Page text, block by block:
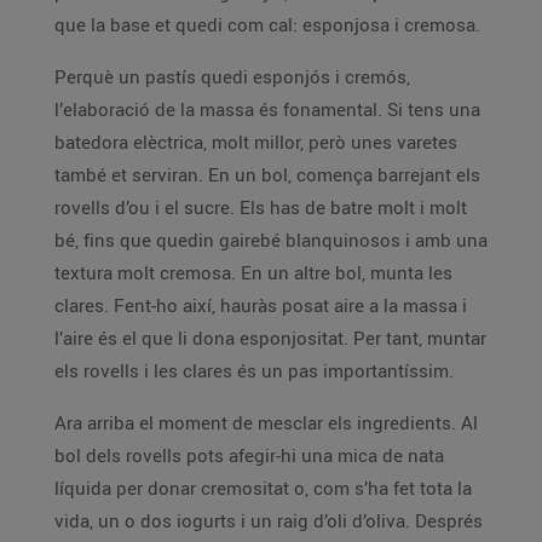
que la base et quedi com cal: esponjosa i cremosa.
Perquè un pastís quedi esponjós i cremós,
l’elaboració de la massa és fonamental. Si tens una
batedora elèctrica, molt millor, però unes varetes
també et serviran. En un bol, comença barrejant els
rovells d’ou i el sucre. Els has de batre molt i molt
bé, fins que quedin gairebé blanquinosos i amb una
textura molt cremosa. En un altre bol, munta les
clares. Fent-ho així, hauràs posat aire a la massa i
l’aire és el que li dona esponjositat. Per tant, muntar
els rovells i les clares és un pas importantíssim.
Ara arriba el moment de mesclar els ingredients. Al
bol dels rovells pots afegir-hi una mica de nata
líquida per donar cremositat o, com s’ha fet tota la
vida, un o dos iogurts i un raig d’oli d’oliva. Després